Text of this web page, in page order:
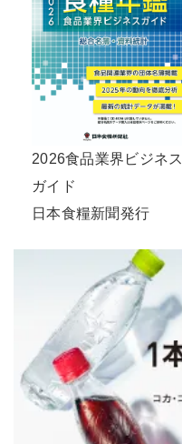
2026食品業界ビジネス
ガイド
日本食糧新聞発行